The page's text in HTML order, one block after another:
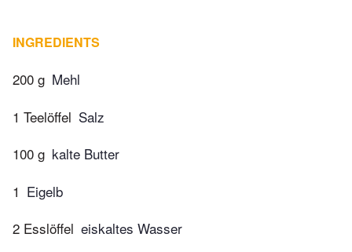
INGREDIENTS
200 g Mehl
1 Teelöffel Salz
100 g kalte Butter
1 Eigelb
2 Esslöffel eiskaltes Wasser